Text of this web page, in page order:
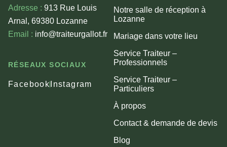
Adresse : 913 Rue Louis
Arnal, 69380 Lozanne
Email : info@traiteurgallot.fr
RÉSEAUX SOCIAUX
Facebook Instagram
Notre salle de réception à
Lozanne
Mariage dans votre lieu
Service Traiteur –
Professionnels
Service Traiteur –
Particuliers
À propos
Contact & demande de devis
Blog